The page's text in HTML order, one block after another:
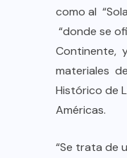
como al
“donde se
Continente,
materiales
Histórico de
Américas.
“Se trata de